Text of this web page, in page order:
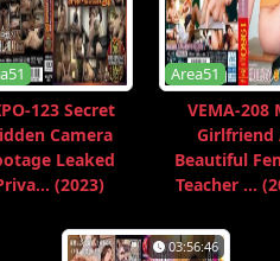
123 Secret
Camera
Leaked
(2023)
Area51
VEMA-208
Girlfriend
Beautiful
Teacher ...
03:56:46